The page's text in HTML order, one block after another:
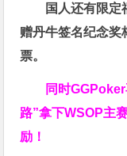
国人还有限定
赠丹牛签名纪念奖
票。
同时
路”拿下WSOP主
励！